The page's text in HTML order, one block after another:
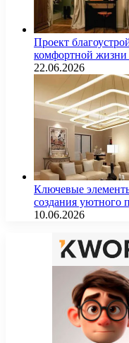
Проект
комфортной жизни
22.06.2026
Ключевые
создания уютного
10.06.2026